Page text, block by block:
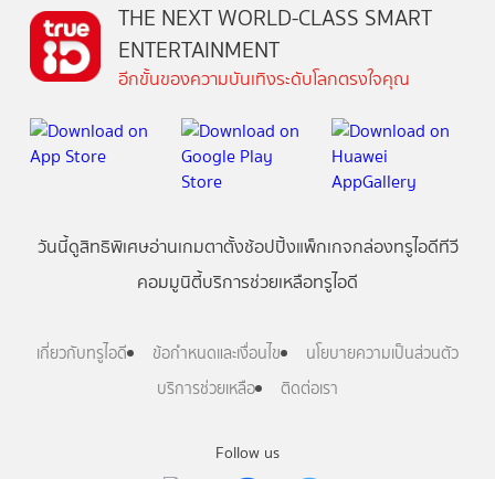
Follow us
THE NEXT WORLD-CLASS SMART
ENTERTAINMENT
อีกขั้นของความบันเทิงระดับโลกตรงใจคุณ
วันนี้ดูสิทธิพิเศษอ่านเกมตาตั้งช้อปปิ้งแพ็กเกจกล่องทรูไอดีทีวี
คอมมูนิตี้บริการช่วยเหลือทรูไอดี
เกี่ยวกับทรูไอดี ข้อกำหนดและเงื่อนไข
นโยบายความเป็นส่วนตัว
บริการช่วยเหลือ
ติดต่อเรา